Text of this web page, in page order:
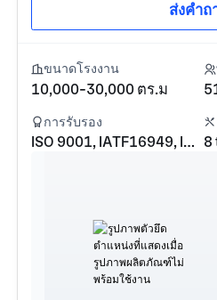
ส่งคำถ
ขนาดโรงงาน
10,000-30,000 ตร.ม
การรับรอง
ISO 9001, IATF16949, ISO 45001, ISO 14001 8